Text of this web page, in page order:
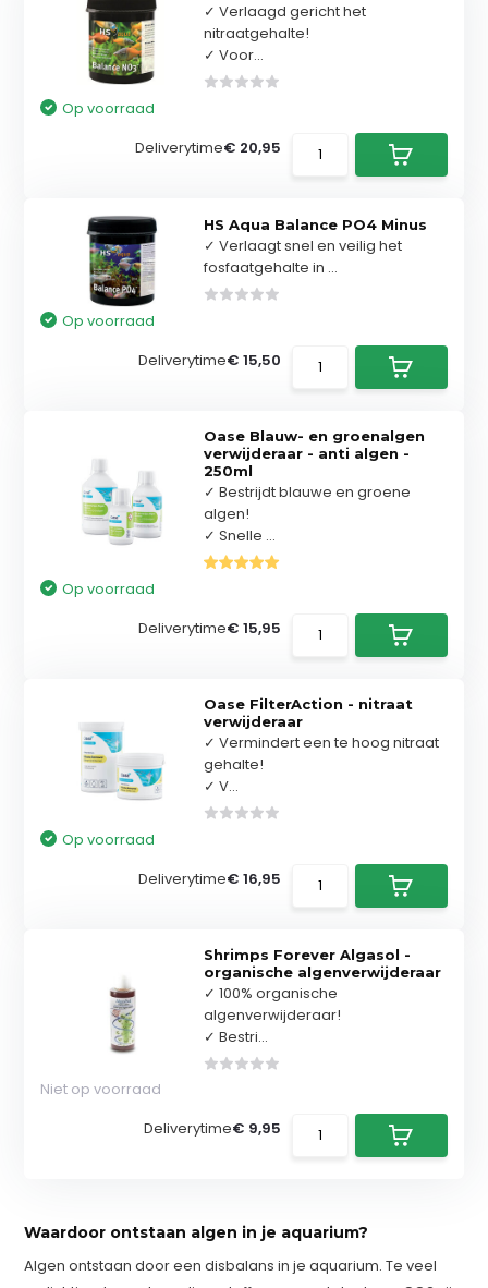
✓ Verlaagd gericht het
nitraatgehalte!
✓ Voor...
Op voorraad
Deliverytime€ 20,95
HS Aqua Balance PO4 Minus
✓ Verlaagt snel en veilig het
fosfaatgehalte in ...
Op voorraad
Deliverytime€ 15,50
Oase Blauw- en groenalgen
verwijderaar - anti algen -
250ml
✓ Bestrijdt blauwe en groene
algen!
✓ Snelle ...
Op voorraad
Deliverytime€ 15,95
Oase FilterAction - nitraat
verwijderaar
✓ Vermindert een te hoog nitraat
gehalte!
✓ V...
Op voorraad
Deliverytime€ 16,95
Shrimps Forever Algasol -
organische algenverwijderaar
✓ 100% organische
algenverwijderaar!
✓ Bestri...
Niet op voorraad
Deliverytime€ 9,95
Waardoor ontstaan algen in je aquarium?
Algen ontstaan door een disbalans in je aquarium. Te veel